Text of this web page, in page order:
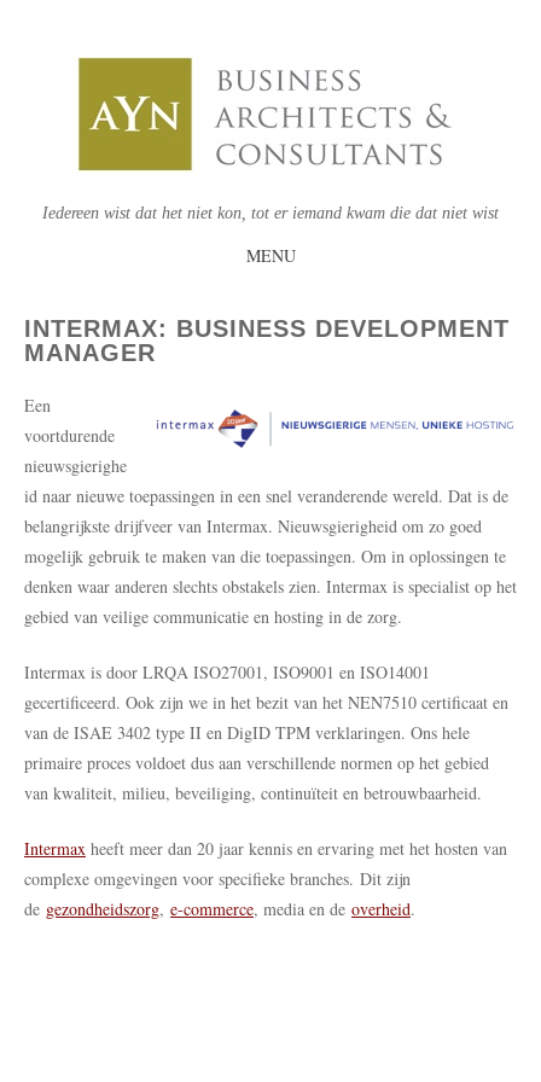
Iedereen wist dat het niet kon, tot er iemand kwam die dat niet wist
MENU
TO
CONTENT
INTERMAX: BUSINESS DEVELOPMENT
MANAGER
Een
voortdurende
nieuwsgierighe
id naar nieuwe toepassingen in een snel veranderende wereld. Dat is de
belangrijkste drijfveer van Intermax. Nieuwsgierigheid om zo goed
mogelijk gebruik te maken van die toepassingen. Om in oplossingen te
denken waar anderen slechts obstakels zien. Intermax is specialist op het
gebied van veilige communicatie en hosting in de zorg.
Intermax is door LRQA ISO27001, ISO9001 en ISO14001
gecertificeerd. Ook zijn we in het bezit van het NEN7510 certificaat en
van de ISAE 3402 type II en DigID TPM verklaringen. Ons hele
primaire proces voldoet dus aan verschillende normen op het gebied
van kwaliteit, milieu, beveiliging, continuïteit en betrouwbaarheid.
Intermax heeft meer dan 20 jaar kennis en ervaring met het hosten van
complexe omgevingen voor specifieke branches. Dit zijn
de gezondheidszorg, e-commerce, media en de overheid.